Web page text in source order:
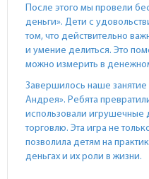
После этого мы провели
деньги». Дети с
том, что действительно
и умение делиться. Это
можно измерить в
Завершилось наше
Андрея». Ребята
использовали игрушечные
торговлю. Эта игра не
позволила детям на
деньгах и их роли в жизни.